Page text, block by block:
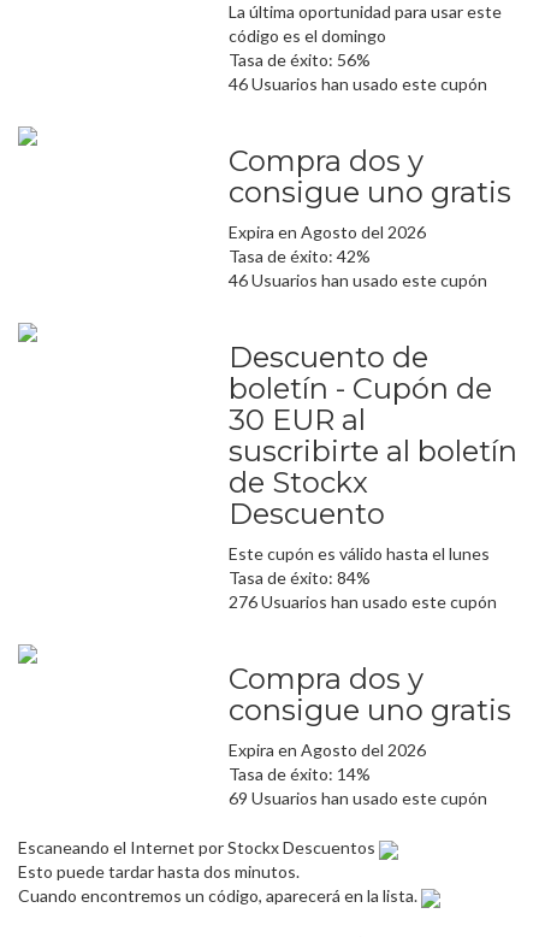
La última oportunidad para usar este
código es el domingo
Tasa de éxito: 56%
46 Usuarios han usado este cupón
Compra dos y
consigue uno gratis
Expira en Agosto del 2026
Tasa de éxito: 42%
46 Usuarios han usado este cupón
Descuento de
boletín - Cupón de
30 EUR al
suscribirte al boletín
de Stockx
Descuento
Este cupón es válido hasta el lunes
Tasa de éxito: 84%
276 Usuarios han usado este cupón
Compra dos y
consigue uno gratis
Expira en Agosto del 2026
Tasa de éxito: 14%
69 Usuarios han usado este cupón
Escaneando el Internet por Stockx Descuentos
Esto puede tardar hasta dos minutos.
Cuando encontremos un código, aparecerá en la lista.